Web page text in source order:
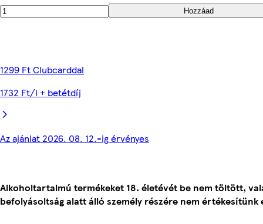
Hozzáad
1299 Ft Clubcarddal
1732 Ft/l + betétdíj
Az ajánlat 2026. 08. 12.-ig érvényes
Alkoholtartalmú termékeket 18. életévét be nem töltött,
befolyásoltság alatt álló személy részére nem értékesítünk